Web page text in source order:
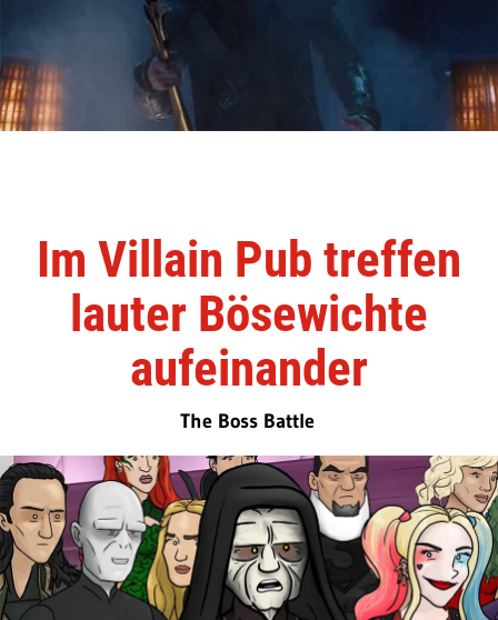
Im Villain Pub treffen
lauter Bösewichte
aufeinander
The Boss Battle